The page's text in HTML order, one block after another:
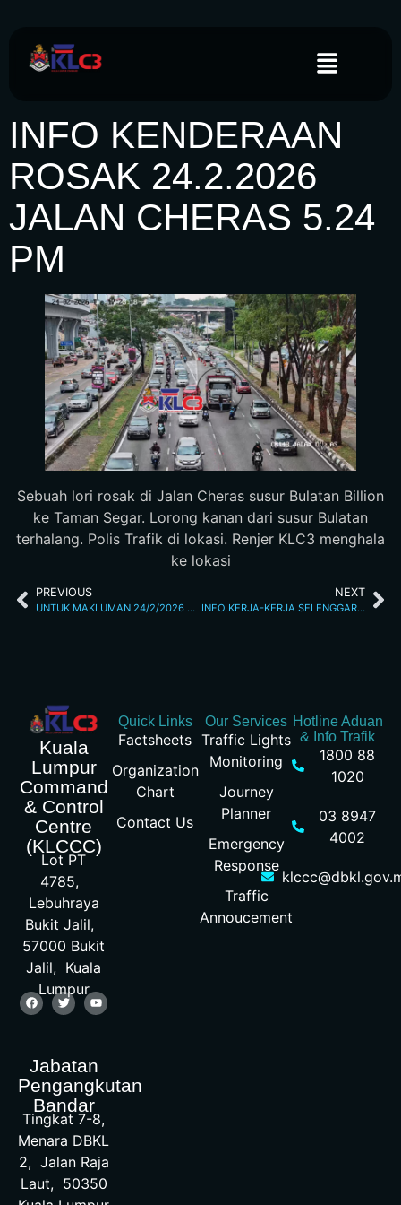
INFO KENDERAAN
ROSAK 24.2.2026
JALAN CHERAS 5.24
PM
Sebuah lori rosak di Jalan Cheras susur Bulatan Billion
ke Taman Segar. Lorong kanan dari susur Bulatan
terhalang. Polis Trafik di lokasi. Renjer KLC3 menghala
ke lokasi
PREVIOUS
UNTUK MAKLUMAN 24/2/2026 3:48PM
NEXT
INFO KERJA-KERJA SELENGGARA 24/2/26 9.46PM
Kuala
Lumpur
Command
& Control
Centre
(KLCCC)
Lot PT
4785,
Lebuhraya
Bukit Jalil,
57000 Bukit
Jalil, Kuala
Lumpur
Jabatan
Pengangkutan
Bandar
Tingkat 7-8,
Menara DBKL
2, Jalan Raja
Laut, 50350
Quick Links
Factsheets
Organization
Chart
Contact Us
Our Services
Traffic Lights
Monitoring
Journey
Planner
Emergency
Response
Traffic
Annoucement
Hotline Aduan
& Info Trafik
1800 88
1020
03 8947
4002